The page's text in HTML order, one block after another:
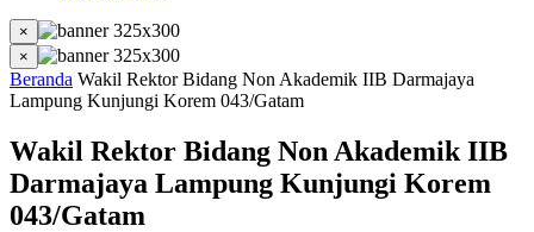
×
×
Beranda Wakil Rektor Bidang Non Akademik IIB Darmajaya
Lampung Kunjungi Korem 043/Gatam
Wakil Rektor Bidang Non Akademik IIB
Darmajaya Lampung Kunjungi Korem
043/Gatam